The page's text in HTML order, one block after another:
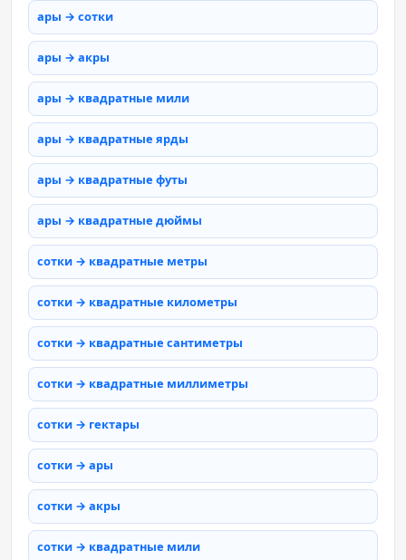
ары → сотки
ары → акры
ары → квадратные мили
ары → квадратные ярды
ары → квадратные футы
ары → квадратные дюймы
сотки → квадратные метры
сотки → квадратные километры
сотки → квадратные сантиметры
сотки → квадратные миллиметры
сотки → гектары
сотки → ары
сотки → акры
сотки → квадратные мили